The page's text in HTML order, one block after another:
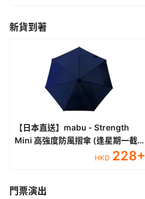
新貨到著
【日本直送】mabu - Strength
Mini 高強度防風摺傘 (逢星期一截
HKD 228+
門票演出